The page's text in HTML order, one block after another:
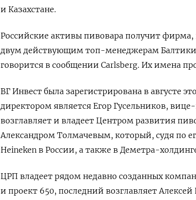
и Казахстане.
Российские активы пивовара получит
двум действующим топ-менеджерам
говорится в сообщении Carlsberg. Их имена
ВГ Инвест была зарегистрирована в августе
директором является Егор Гусельников,
возглавляет и владеет Центром развития
Александром Толмачевым, который, судя по
Heineken в России, а также в Деметра-
ЦРП владеет рядом недавно созданных
и проект 650, последний возглавляет